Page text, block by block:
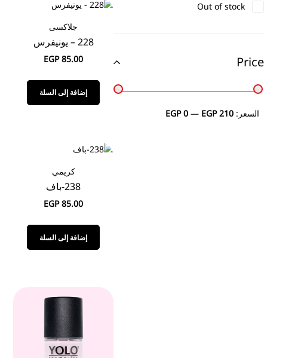
Out of stock
Price
السعر: EGP 0— EGP 210
جلاكسى
228 – يونيفرس
EGP85.00
إضافة إلى السلة
كريمي
238-باف
EGP85.00
إضافة إلى السلة